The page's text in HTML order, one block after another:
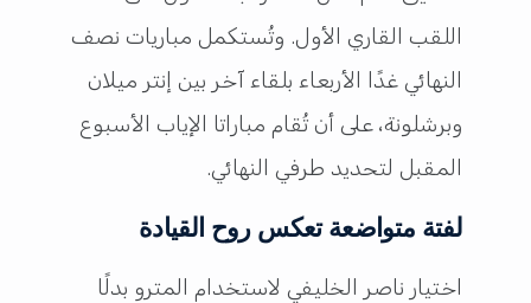
اللقب القاري الأول. وتُستكمل مباريات نصف
النهائي غدًا الأربعاء بلقاء آخر بين إنتر ميلان
وبرشلونة، على أن تُقام مباراتا الإياب الأسبوع
المقبل لتحديد طرفي النهائي.
لفتة متواضعة تعكس روح القيادة
اختيار ناصر الخليفي لاستخدام المترو بدلًا